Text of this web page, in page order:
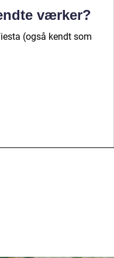
værker?
(også kendt som